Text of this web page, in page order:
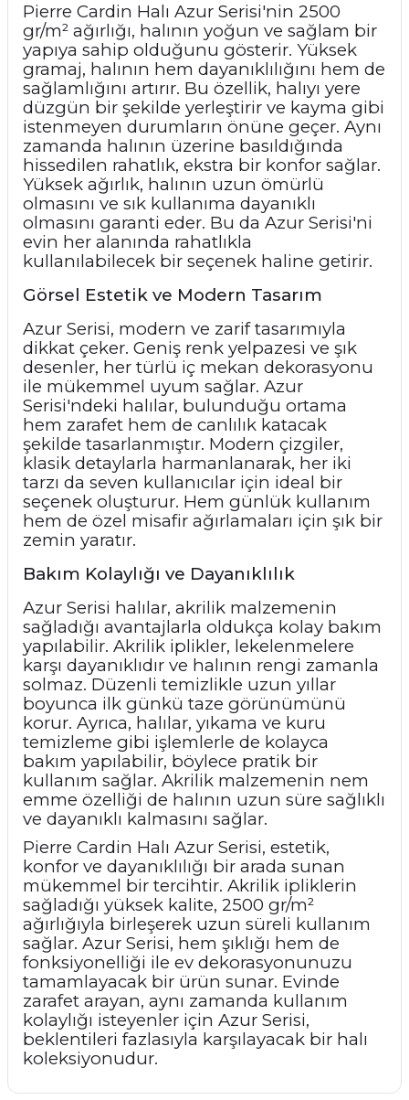
Pierre Cardin Halı Azur Serisi'nin 2500
gr/m² ağırlığı, halının yoğun ve sağlam bir
yapıya sahip olduğunu gösterir. Yüksek
gramaj, halının hem dayanıklılığını hem de
sağlamlığını artırır. Bu özellik, halıyı yere
düzgün bir şekilde yerleştirir ve kayma gibi
istenmeyen durumların önüne geçer. Aynı
zamanda halının üzerine basıldığında
hissedilen rahatlık, ekstra bir konfor sağlar.
Yüksek ağırlık, halının uzun ömürlü
olmasını ve sık kullanıma dayanıklı
olmasını garanti eder. Bu da Azur Serisi'ni
evin her alanında rahatlıkla
kullanılabilecek bir seçenek haline getirir.
Görsel Estetik ve Modern Tasarım
Azur Serisi, modern ve zarif tasarımıyla
dikkat çeker. Geniş renk yelpazesi ve şık
desenler, her türlü iç mekan dekorasyonu
ile mükemmel uyum sağlar. Azur
Serisi'ndeki halılar, bulunduğu ortama
hem zarafet hem de canlılık katacak
şekilde tasarlanmıştır. Modern çizgiler,
klasik detaylarla harmanlanarak, her iki
tarzı da seven kullanıcılar için ideal bir
seçenek oluşturur. Hem günlük kullanım
hem de özel misafir ağırlamaları için şık bir
zemin yaratır.
Bakım Kolaylığı ve Dayanıklılık
Azur Serisi halılar, akrilik malzemenin
sağladığı avantajlarla oldukça kolay bakım
yapılabilir. Akrilik iplikler, lekelenmelere
karşı dayanıklıdır ve halının rengi zamanla
solmaz. Düzenli temizlikle uzun yıllar
boyunca ilk günkü taze görünümünü
korur. Ayrıca, halılar, yıkama ve kuru
temizleme gibi işlemlerle de kolayca
bakım yapılabilir, böylece pratik bir
kullanım sağlar. Akrilik malzemenin nem
emme özelliği de halının uzun süre sağlıklı
ve dayanıklı kalmasını sağlar.
Pierre Cardin Halı Azur Serisi, estetik,
konfor ve dayanıklılığı bir arada sunan
mükemmel bir tercihtir. Akrilik ipliklerin
sağladığı yüksek kalite, 2500 gr/m²
ağırlığıyla birleşerek uzun süreli kullanım
sağlar. Azur Serisi, hem şıklığı hem de
fonksiyonelliği ile ev dekorasyonunuzu
tamamlayacak bir ürün sunar. Evinde
zarafet arayan, aynı zamanda kullanım
kolaylığı isteyenler için Azur Serisi,
beklentileri fazlasıyla karşılayacak bir halı
koleksiyonudur.